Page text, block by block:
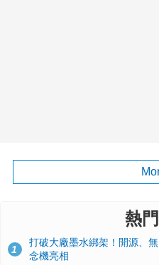
熱
1
打破大廠墨水綁架！開源、
念機亮相